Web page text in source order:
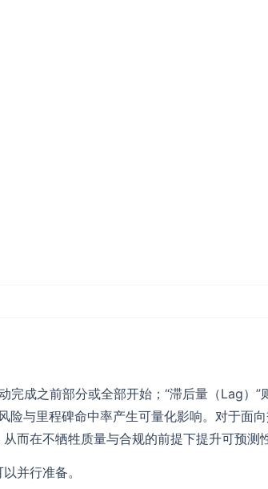
完成之前部分或全部开始；“滞后量（Lag）
与里程碑命中率产生可量化影响。对于面
而在不牺牲质量与合规的前提下提升可预测性
并行准备。